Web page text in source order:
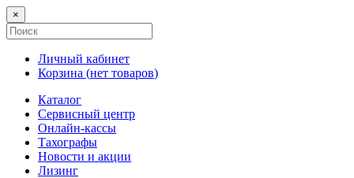
×
Личный кабинет
Корзина (нет товаров)
Каталог
Сервисный центр
Онлайн-кассы
Тахографы
Новости и акции
Лизинг